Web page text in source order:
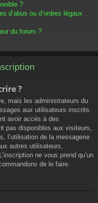
?
d’abus ou d’ordres légaux
du forum ?
?
mais les administrateurs du
aux utilisateurs inscrits.
avoir accès à des
pas disponibles aux visiteurs,
l’utilisation de la messagerie
autres utilisateurs,
ne vous prend qu’un
de le faire.